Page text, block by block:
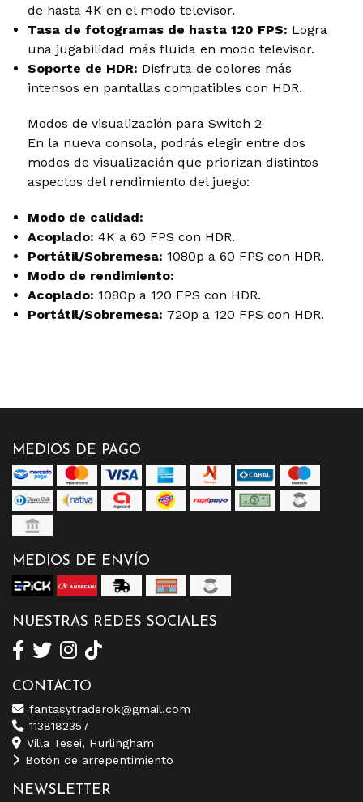
de hasta 4K en el modo televisor.
Tasa de fotogramas de hasta 120 FPS: Logra
una jugabilidad más fluida en modo televisor.
Soporte de HDR: Disfruta de colores más
intensos en pantallas compatibles con HDR.
Modos de visualización para Switch 2
En la nueva consola, podrás elegir entre dos
modos de visualización que priorizan distintos
aspectos del rendimiento del juego:
Modo de calidad:
Acoplado: 4K a 60 FPS con HDR.
Portátil/Sobremesa: 1080p a 60 FPS con HDR.
Modo de rendimiento:
Acoplado: 1080p a 120 FPS con HDR.
Portátil/Sobremesa: 720p a 120 FPS con HDR.
MEDIOS DE PAGO
MEDIOS DE ENVÍO
NUESTRAS REDES SOCIALES
CONTACTO
fantasytraderok@gmail.com
1138182357
Villa Tesei, Hurlingham
Botón de arrepentimiento
NEWSLETTER